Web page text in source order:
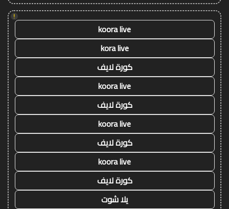
!
koora live
kora live
كورة لايف
koora live
كورة لايف
koora live
كورة لايف
koora live
كورة لايف
يلا شوت